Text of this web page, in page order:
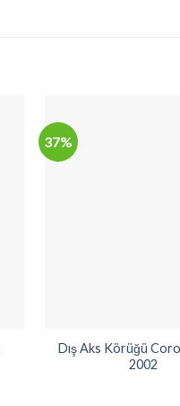
37%
Dış Aks Körüğü
2002